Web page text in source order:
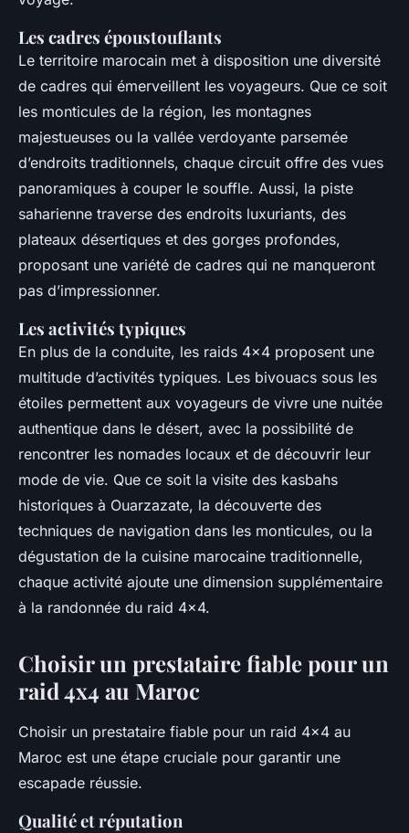
Les cadres époustouflants
Le territoire marocain met à disposition une diversité
de cadres qui émerveillent les voyageurs. Que ce soit
les monticules de la région, les montagnes
majestueuses ou la vallée verdoyante parsemée
d’endroits traditionnels, chaque circuit offre des vues
panoramiques à couper le souffle. Aussi, la piste
saharienne traverse des endroits luxuriants, des
plateaux désertiques et des gorges profondes,
proposant une variété de cadres qui ne manqueront
pas d’impressionner.
Les activités typiques
En plus de la conduite, les raids 4x4 proposent une
multitude d’activités typiques. Les bivouacs sous les
étoiles permettent aux voyageurs de vivre une nuitée
authentique dans le désert, avec la possibilité de
rencontrer les nomades locaux et de découvrir leur
mode de vie. Que ce soit la visite des kasbahs
historiques à Ouarzazate, la découverte des
techniques de navigation dans les monticules, ou la
dégustation de la cuisine marocaine traditionnelle,
chaque activité ajoute une dimension supplémentaire
à la randonnée du raid 4x4.
Choisir un prestataire fiable pour un
raid 4x4 au Maroc
Choisir un prestataire fiable pour un raid 4x4 au
Maroc est une étape cruciale pour garantir une
escapade réussie.
Qualité et réputation